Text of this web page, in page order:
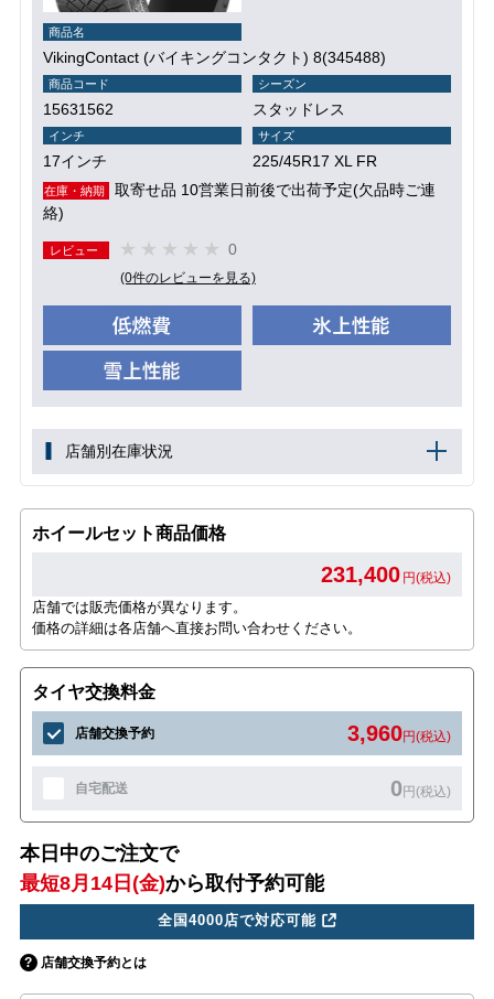
商品名
VikingContact (バイキングコンタクト) 8(345488)
商品コード
15631562
シーズン
スタッドレス
インチ
17インチ
サイズ
225/45R17 XL FR
在庫・納期
取寄せ品 10営業日前後で出荷予定(欠品時ご連
絡)
レビュー 0
(0件のレビューを見る)
店舗別在庫状況
ホイールセット商品価格
231,400 円(税込)
店舗では販売価格が異なります。
価格の詳細は各店舗へ直接お問い合わせください。
タイヤ交換料金
店舗交換予約 3,960円(税込)
自宅配送 0円(税込)
本日中のご注文で
最短8月14日(金)から取付予約可能
全国4000店で対応可能
店舗交換予約とは